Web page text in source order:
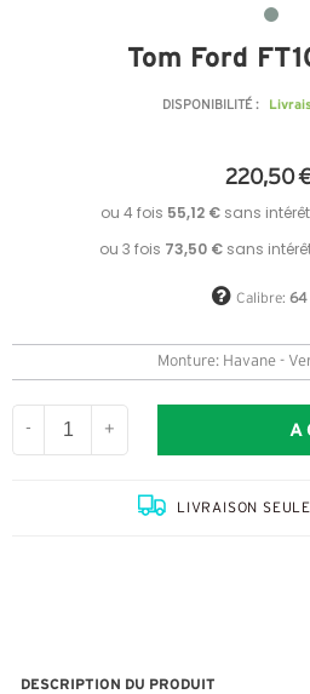
Tom Ford
DISPONIBILITÉ :
220,50 €
Calibre: 64
Monture: Havane -
- +
LIVRAISON
DESCRIPTION DU PRODUIT